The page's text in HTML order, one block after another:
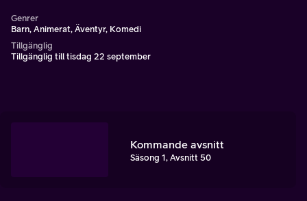
Genrer
Barn, Animerat, Äventyr, Komedi
Tillgänglig
Tillgänglig till tisdag 22 september
Kommande avsnitt
Säsong 1, Avsnitt 50